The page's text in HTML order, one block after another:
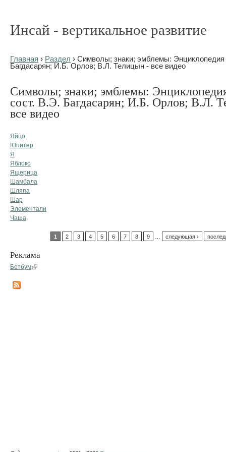
Инсай - вертикальное развитие
Главная › Раздел › Символы; знаки; эмблемы: Энциклопедия
Багдасарян; И.Б. Орлов; В.Л. Телицын - все видео
Символы; знаки; эмблемы:
сост. В.Э. Багдасарян; И.Б. Орлов; В.Л.
все видео
Яйцо
Юпитер
Я
Яблоко
Ящерица
Шамбала
Шляпа
Шар
Элементали
Чаша
1 2 3 4 5 6 7 8 9 следующая ›
Реклама
Бетбум